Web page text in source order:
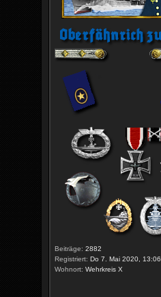
Beiträge: 2882
Registriert: Do 7. Mai 2020, 13:06
Wohnort: Wehrkreis X